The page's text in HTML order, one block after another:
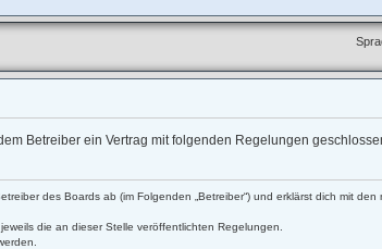
Betreiber ein Vertrag mit folgenden Regelungen
des Boards ab (im Folgenden „Betreiber“) und erklärst dich mit den
die an dieser Stelle veröffentlichten Regelungen.